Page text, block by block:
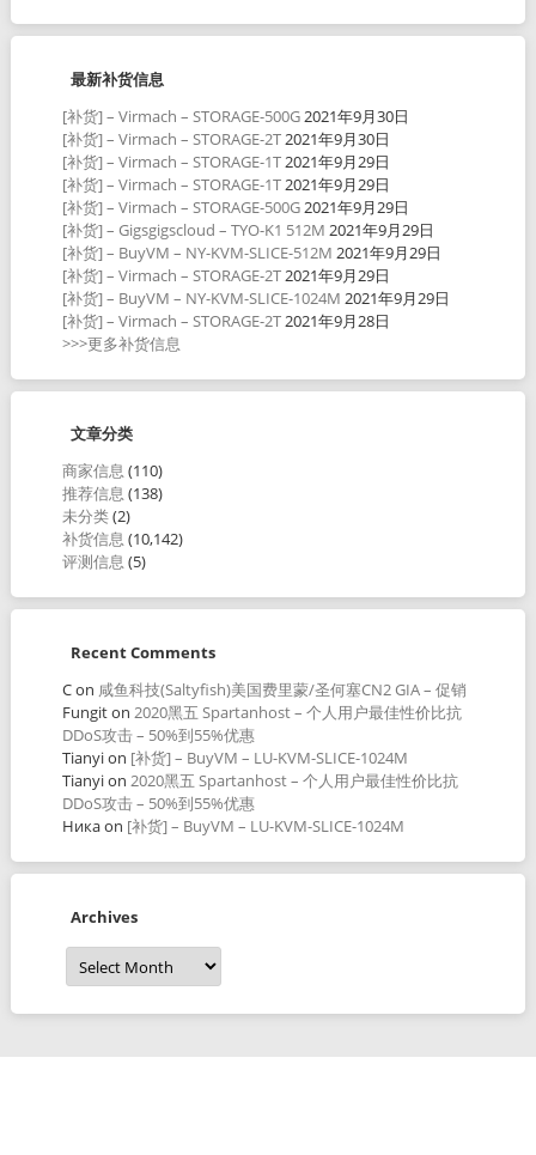
最新补货信息
[补货] – Virmach – STORAGE-500G2021年9月30日
[补货] – Virmach – STORAGE-2T2021年9月30日
[补货] – Virmach – STORAGE-1T2021年9月29日
[补货] – Virmach – STORAGE-1T2021年9月29日
[补货] – Virmach – STORAGE-500G2021年9月29日
[补货] – Gigsgigscloud – TYO-K1 512M 2021年9月29日
[补货] – BuyVM – NY-KVM-SLICE-512M 2021年9月29日
[补货] – Virmach – STORAGE-2T2021年9月29日
[补货] – BuyVM – NY-KVM-SLICE-1024M 2021年9月29日
[补货] – Virmach – STORAGE-2T2021年9月28日
>>>更多补货信息
文章分类
商家信息 (110)
推荐信息 (138)
未分类(2)
补货信息 (10,142)
评测信息 (5)
Recent Comments
Con 咸鱼科技(Saltyfish)美国费里蒙/圣何塞CN2 GIA – 促销
Fungiton 2020黑五 Spartanhost – 个人用户最佳性价比抗
DDoS攻击 – 50%到55%优惠
Tianyion [补货] – BuyVM – LU-KVM-SLICE-1024M
Tianyion 2020黑五 Spartanhost – 个人用户最佳性价比抗
DDoS攻击 – 50%到55%优惠
Никаon [补货] – BuyVM – LU-KVM-SLICE-1024M
Archives
Archives